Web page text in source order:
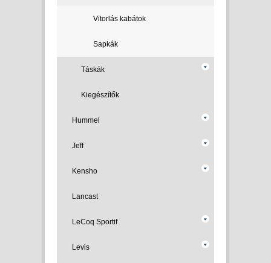
Vitorlás kabátok
Sapkák
Táskák
Kiegészítők
Hummel
Jeff
Kensho
Lancast
LeCoq Sportif
Levis